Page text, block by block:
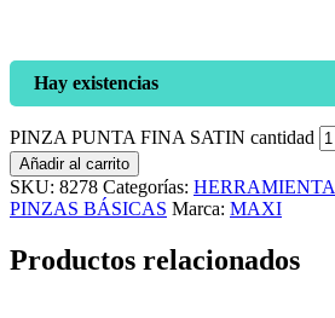
Hay existencias
PINZA PUNTA FINA SATIN cantidad
Añadir al carrito
SKU: 8278 Categorías:
PINZAS BÁSICAS Marca: MAXI
Productos relacionados